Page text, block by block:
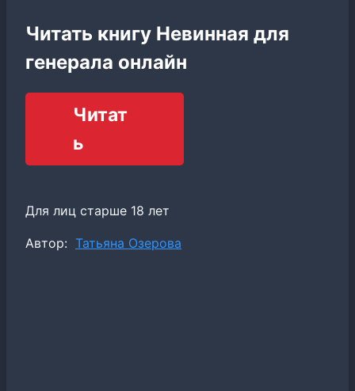
Читать книгу Невинная для
генерала онлайн
Читат
ь
Для лиц старше 18 лет
Метки
Автор: Татьяна Озерова